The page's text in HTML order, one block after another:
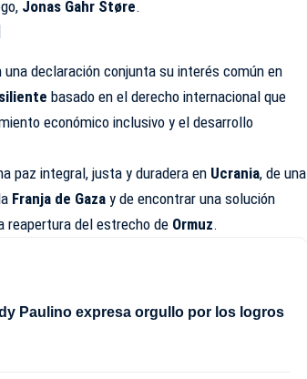
Jonas Gahr Støre.
declaración conjunta su interés común en
basado en el derecho internacional que
económico inclusivo y el desarrollo
paz integral, justa y duradera en Ucrania, de una
Franja de Gaza y de encontrar una solución
reapertura del estrecho de Ormuz.
Paulino expresa orgullo por los logros